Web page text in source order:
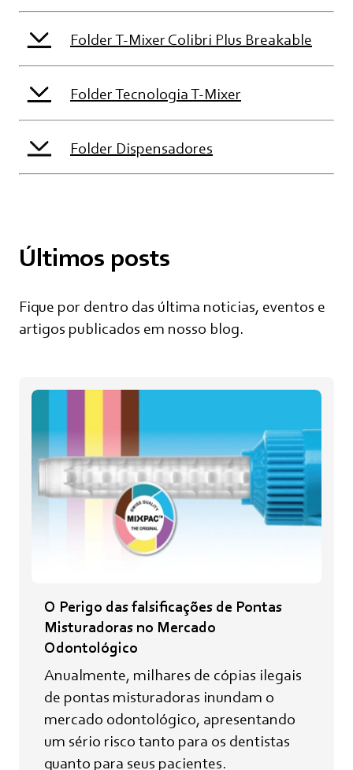
Folder T-Mixer Colibri Plus Breakable
Folder Tecnologia T-Mixer
Folder Dispensadores
Últimos posts
Fique por dentro das última noticias, eventos e
artigos publicados em nosso blog.
O Perigo das falsificações de Pontas
Misturadoras no Mercado
Odontológico
Anualmente, milhares de cópias ilegais
de pontas misturadoras inundam o
mercado odontológico, apresentando
um sério risco tanto para os dentistas
quanto para seus pacientes.